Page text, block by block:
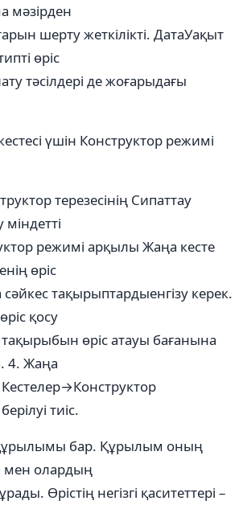
мәзірден
шерту жеткілікті. ДатаУақыт
өріс
тәсілдері де жоғарыдағы
үшін Конструктор режимі
терезесінің Сипаттау
режимі арқылы Жаңа кесте
өріс
тақырыптардыенгізу керек.
қосу
өріс атауы бағанына
4. Жаңа
Кестелер→Конструктор
тиіс.
құрылымы бар. Құрылым оның
мен олардың
Өрістің негізгі қаситеттері –